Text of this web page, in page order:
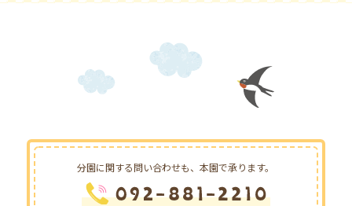
分園に関する問い合わせも、本園で承ります。